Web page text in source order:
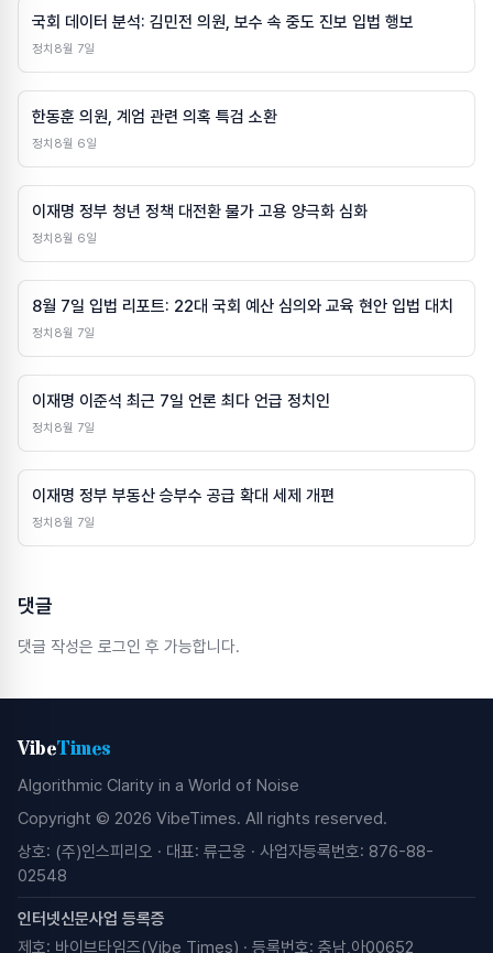
국회 데이터 분석: 김민전 의원, 보수 속 중도 진보 입법 행보
정치 8월 7일
한동훈 의원, 계엄 관련 의혹 특검 소환
정치 8월 6일
이재명 정부 청년 정책 대전환 물가 고용 양극화 심화
정치 8월 6일
8월 7일 입법 리포트: 22대 국회 예산 심의와 교육 현안 입법 대치
정치 8월 7일
이재명 이준석 최근 7일 언론 최다 언급 정치인
정치 8월 7일
이재명 정부 부동산 승부수 공급 확대 세제 개편
정치 8월 7일
댓글
댓글 작성은 로그인 후 가능합니다.
VibeTimes
Algorithmic Clarity in a World of Noise
Copyright © 2026 VibeTimes. All rights reserved.
상호: (주)인스피리오 · 대표: 류근웅 · 사업자등록번호: 876-88-
02548
인터넷신문사업 등록증
제호: 바이브타임즈(Vibe Times) · 등록번호: 충남,아00652